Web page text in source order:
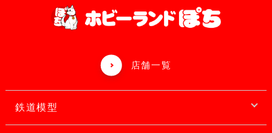
店舗一覧
鉄道模型